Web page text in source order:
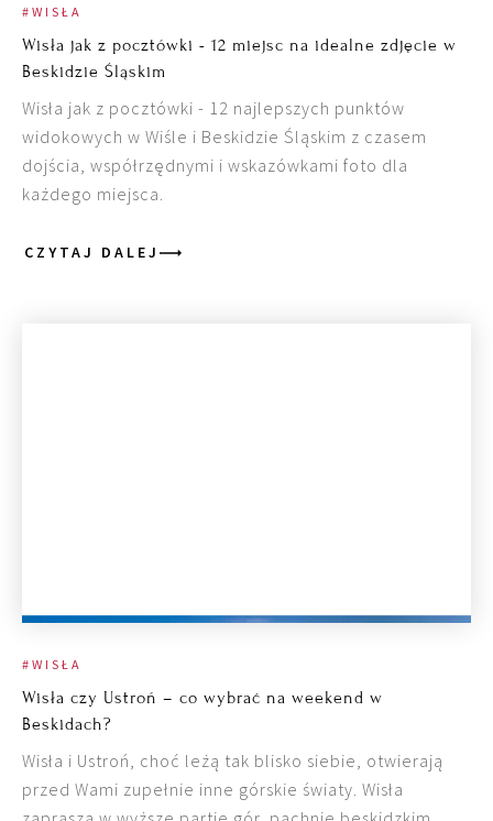
#WISŁA
Wisła jak z pocztówki - 12 miejsc na idealne zdjęcie w
Beskidzie Śląskim
Wisła jak z pocztówki - 12 najlepszych punktów
widokowych w Wiśle i Beskidzie Śląskim z czasem
dojścia, współrzędnymi i wskazówkami foto dla
każdego miejsca.
CZYTAJ DALEJ
#WISŁA
Wisła czy Ustroń – co wybrać na weekend w
Beskidach?
Wisła i Ustroń, choć leżą tak blisko siebie, otwierają
przed Wami zupełnie inne górskie światy. Wisła